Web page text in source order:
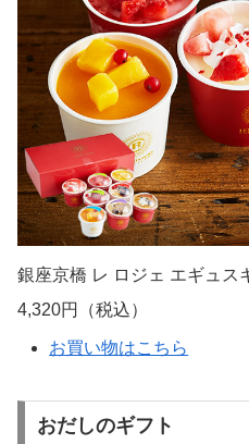
銀座京橋 レ ロジェ エギュス
4,320円（税込）
お買い物はこちら
おだしのギフト